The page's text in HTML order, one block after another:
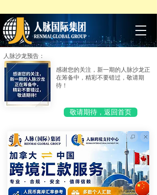
人脉沙龙预告：
感谢您的关注，新一期的人脉沙龙正
在筹备中，精彩不要错过，敬请期
待！
敬请期待，返回首页